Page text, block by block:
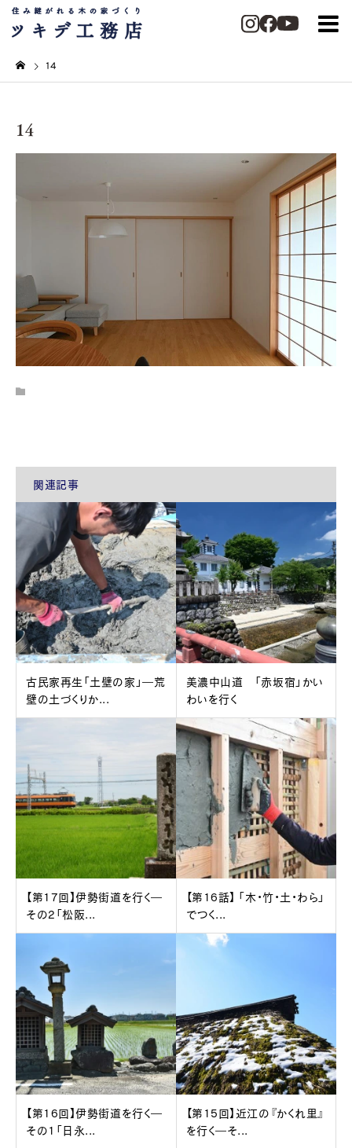
14
14
関連記事
古民家再生「土壁の家」―荒
壁の土づくりか...
美濃中山道 「赤坂宿」かい
わいを行く
【第17回】伊勢街道を行く―
その2「松阪...
【第16話】 「木・竹・土・わら」
でつく...
【第16回】伊勢街道を行く―
その1「日永...
【第15回】近江の『かくれ里』
を行く―そ...